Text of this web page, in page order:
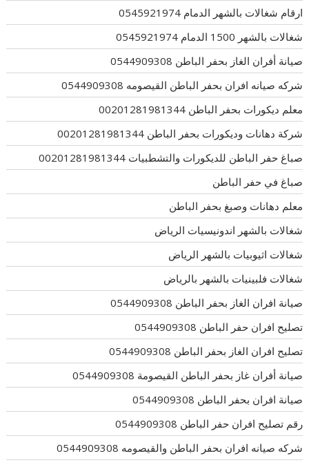
ارقام شغالات بالشهر الدمام 0545921974
شغالات بالشهر 1500 الدمام 0545921974
صيانة أفران الغاز بحفر الباطن 0544909308
شركه صيانه افران بحفر الباطن القيصومه 0544909308
معلم ديكورات بحفر الباطن 00201281981344
شركة دهانات وديكورات بحفر الباطن 00201281981344
صباغ حفر الباطن للديكورات والتشطبيات 00201281981344
صباغ في حفر الباطن
معلم دهانات وصبغ بحفر الباطن
شغالات بالشهر اندونيسيات الرياض
شغالات اثيوبيات بالشهر الرياض
شغالات فلبينيات بالشهر بالرياض
صيانة افران الغاز بحفر الباطن 0544909308
تصليح افران حفر الباطن 0544909308
تصليح افران الغاز بحفر الباطن 0544909308
صيانة أفران غاز بحفر الباطن القيصومة 0544909308
صيانة افران بحفر الباطن 0544909308
رقم تصليح افران حفر الباطن 0544909308
شركه صيانه افران بحفر الباطن والقيصومه 0544909308